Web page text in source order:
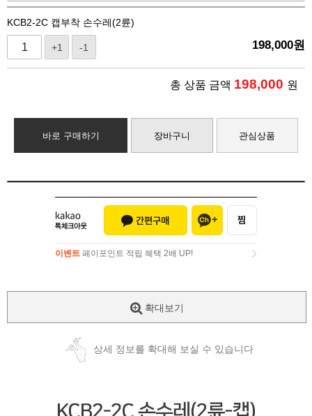
KCB2-2C 캡부착 손수레(2륜)
+1 -1 198,000원
총 상품 금액 198,000 원
바로 구매하기 장바구니 관심상품
이벤트 페이포인트 적립 혜택 2배 UP!
확대보기
상세 정보를 확대해 보실 수 있습니다